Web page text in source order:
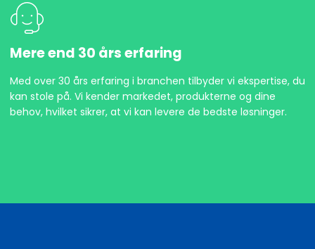
Mere end 30 års erfaring
Med over 30 års erfaring i branchen tilbyder vi ekspertise, du
kan stole på. Vi kender markedet, produkterne og dine
behov, hvilket sikrer, at vi kan levere de bedste løsninger.